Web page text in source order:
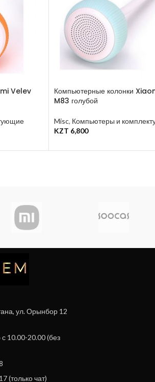
Velev
Компьютерные колонки
M83 голубой
Misc, Компьютеры и
KZT 6,800
ул. Орынбор 12
10.00-20.00 (без
(только чат)